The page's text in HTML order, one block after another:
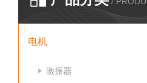
电机
激振器